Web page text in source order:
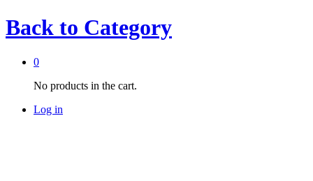
Back to Category
0
No products in the cart.
Log in